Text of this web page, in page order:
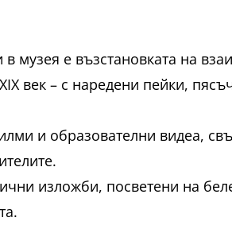
в музея е възстановката на
век – с наредени пейки,
и образователни видеа,
изложби, посветени на